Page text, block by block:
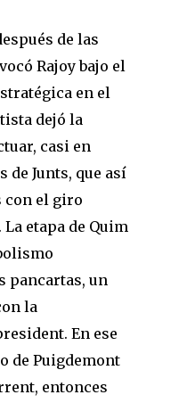
de las
Rajoy bajo el
en el
dejó la
casi en
de Junts, que así
con el giro
etapa de Quim
pancartas, un
la
En ese
de Puigdemont
entonces